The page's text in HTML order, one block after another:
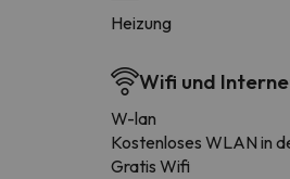
Heizung
Wifi und
W-lan
Kostenloses WLAN in
Gratis Wifi